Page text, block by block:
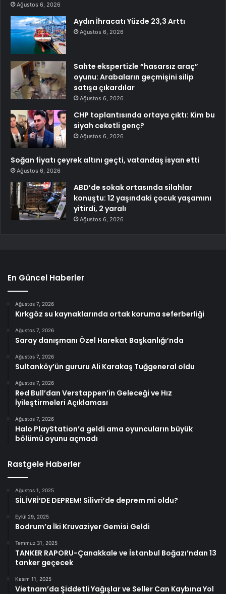
Ağustos 6, 2026
Aydın İhracatı Yüzde 23,3 Arttı
Ağustos 6, 2026
Sahte ekspertizle “hasarsız araç”
oyunu: Arabaların geçmişini silip
satışa çıkardılar
Ağustos 6, 2026
CHP toplantısında ortaya çıktı: Kim bu
siyah ceketli genç?
Ağustos 6, 2026
Soğan fiyatı çeyrek altını geçti, vatandaş isyan etti
Ağustos 6, 2026
ABD’de sokak ortasında silahlar
konuştu: 12 yaşındaki çocuk yaşamını
yitirdi, 2 yaralı
Ağustos 6, 2026
En Güncel Haberler
Ağustos 7, 2026
Kırkgöz su kaynaklarında ortak koruma seferberliği
Ağustos 7, 2026
Saray danışmanı Özel Harekat Başkanlığı’nda
Ağustos 7, 2026
Sultanköy’ün gururu Ali Karakaş Tuğgeneral oldu
Ağustos 7, 2026
Red Bull’dan Verstappen’in Geleceği ve Hız
İyileştirmeleri Açıklaması
Ağustos 7, 2026
Halo PlayStation’a geldi ama oyuncuların büyük
bölümü oyunu açmadı
Rastgele Haberler
Ağustos 1, 2025
SİLİVRİ’DE DEPREM! Silivri’de deprem mi oldu?
Eylül 29, 2025
Bodrum’a İki Kruvaziyer Gemisi Geldi
Temmuz 31, 2025
TANKER RAPORU-Çanakkale ve İstanbul Boğazı’ndan 13
tanker geçecek
Kasım 11, 2025
Vietnam’da Şiddetli Yağışlar ve Seller Can Kaybına Yol